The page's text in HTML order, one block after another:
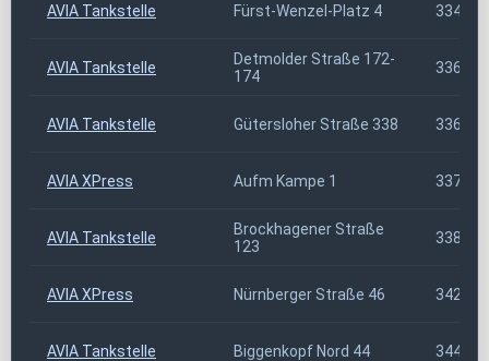
AVIA Tankstelle Fürst-Wenzel-Platz 4 33415
AVIA Tankstelle
Detmolder Straße 172-
174
33604
AVIA Tankstelle Gütersloher Straße 338 33649
AVIA XPress Aufm Kampe 1 33729
AVIA Tankstelle
Brockhagener Straße
123
33803
AVIA XPress Nürnberger Straße 46 34212
AVIA Tankstelle Biggenkopf Nord 44 34474